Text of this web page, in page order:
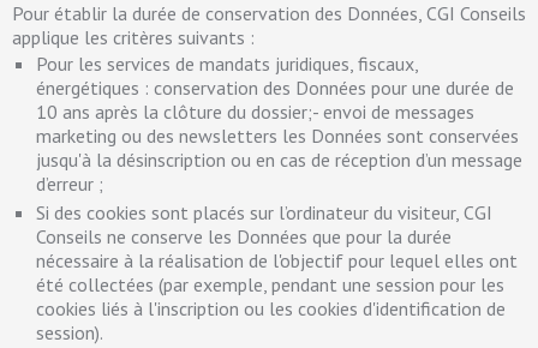
Pour établir la durée de conservation des Données, CGI Conseils
applique les critères suivants :
Pour les services de mandats juridiques, fiscaux,
énergétiques : conservation des Données pour une durée de
10 ans après la clôture du dossier;- envoi de messages
marketing ou des newsletters les Données sont conservées
jusqu'à la désinscription ou en cas de réception d’un message
d’erreur ;
Si des cookies sont placés sur l’ordinateur du visiteur, CGI
Conseils ne conserve les Données que pour la durée
nécessaire à la réalisation de l'objectif pour lequel elles ont
été collectées (par exemple, pendant une session pour les
cookies liés à l'inscription ou les cookies d'identification de
session).